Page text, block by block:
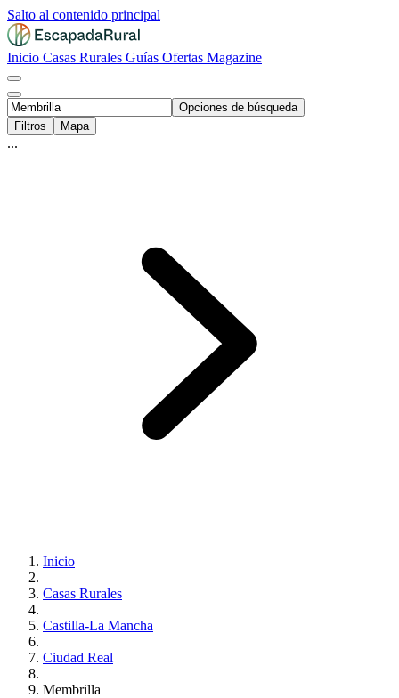
Salto al contenido principal
Inicio Casas Rurales Guías Ofertas Magazine
Opciones de búsqueda
Filtros
Mapa
...
Inicio
Casas Rurales
Castilla-La Mancha
Ciudad Real
Membrilla